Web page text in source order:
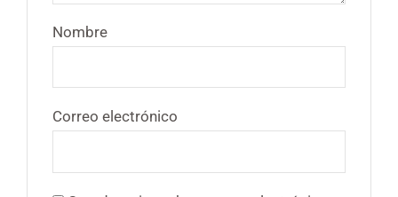
Nombre
Correo electrónico